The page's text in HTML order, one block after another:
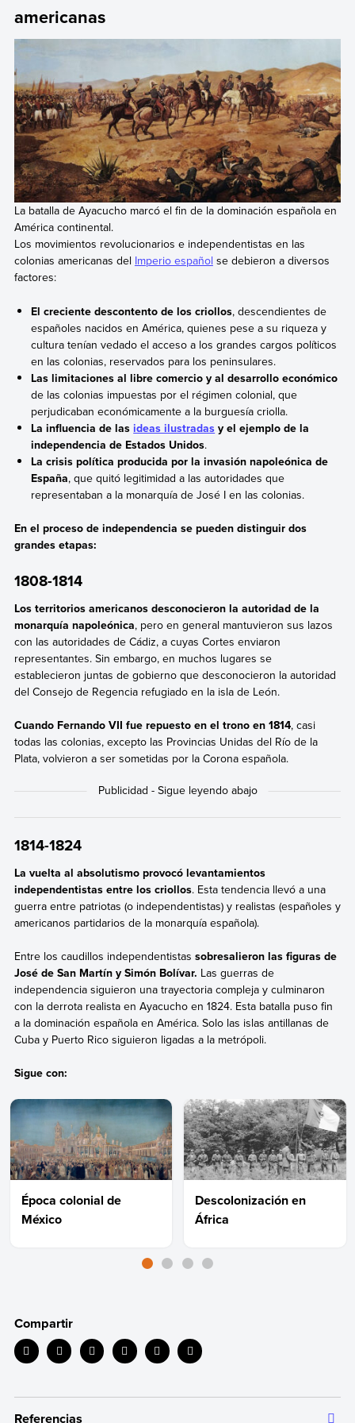
americanas
La batalla de Ayacucho marcó el fin de la dominación española en
América continental.
Los movimientos revolucionarios e independentistas en las
colonias americanas del Imperio español se debieron a diversos
factores:
El creciente descontento de los criollos, descendientes de
españoles nacidos en América, quienes pese a su riqueza y
cultura tenían vedado el acceso a los grandes cargos políticos
en las colonias, reservados para los peninsulares.
Las limitaciones al libre comercio y al desarrollo económico
de las colonias impuestas por el régimen colonial, que
perjudicaban económicamente a la burguesía criolla.
La influencia de lasideas ilustradas y el ejemplo de la
independencia de Estados Unidos.
La crisis política producida por la invasión napoleónica de
España, que quitó legitimidad a las autoridades que
representaban a la monarquía de José I en las colonias.
En el proceso de independencia se pueden distinguir dos
grandes etapas:
1808-1814
Los territorios americanos desconocieron la autoridad de la
monarquía napoleónica, pero en general mantuvieron sus lazos
con las autoridades de Cádiz, a cuyas Cortes enviaron
representantes. Sin embargo, en muchos lugares se
establecieron juntas de gobierno que desconocieron la autoridad
del Consejo de Regencia refugiado en la isla de León.
Cuando Fernando VII fue repuesto en el trono en 1814, casi
todas las colonias, excepto las Provincias Unidas del Río de la
Plata, volvieron a ser sometidas por la Corona española.
1814-1824
La vuelta al absolutismo provocó levantamientos
independentistas entre los criollos. Esta tendencia llevó a una
guerra entre patriotas (o independentistas) y realistas (españoles y
americanos partidarios de la monarquía española).
Entre los caudillos independentistas sobresalieron las figuras de
José de San Martín y Simón Bolívar. Las guerras de
independencia siguieron una trayectoria compleja y culminaron
con la derrota realista en Ayacucho en 1824. Esta batalla puso fin
a la dominación española en América. Solo las islas antillanas de
Cuba y Puerto Rico siguieron ligadas a la metrópoli.
Sigue con:
Época colonial de
México
Descolonización en
África
Compartir
Referencias